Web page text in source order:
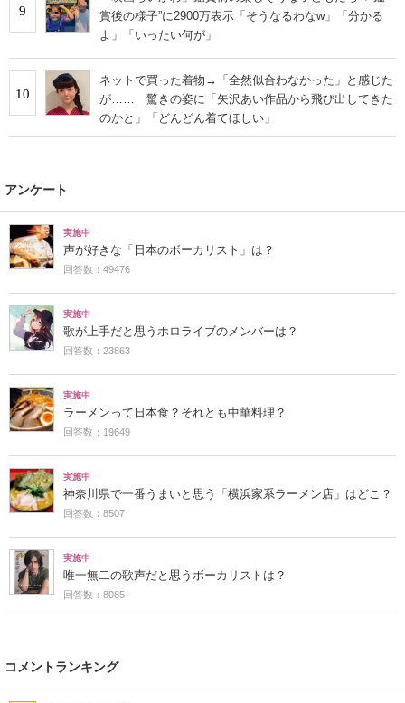
9
賞後の様子”に2900万表示「そうなるわなw」「分かる
よ」「いったい何が」
10
ネットで買った着物→「全然似合わなかった」と感じた
が…… 驚きの姿に「矢沢あい作品から飛び出してきた
のかと」「どんどん着てほしい」
アンケート
実施中
声が好きな「日本のボーカリスト」は？
回答数：49476
実施中
歌が上手だと思うホロライブのメンバーは？
回答数：23863
実施中
ラーメンって日本食？それとも中華料理？
回答数：19649
実施中
神奈川県で一番うまいと思う「横浜家系ラーメン店」はどこ？
回答数：8507
実施中
唯一無二の歌声だと思うボーカリストは？
回答数：8085
コメントランキング